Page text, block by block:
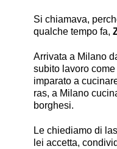
Si chiamava,
qualche tempo fa,
Arrivata a Milano
subito lavoro
imparato a
ras, a Milano
borghesi.
Le chiediamo di
lei accetta,